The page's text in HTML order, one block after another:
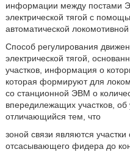
информации между постами
электрической тягой с
автоматической локомотивной
Способ регулирования
электрической тягой,
участков, информация о
которая формируют для
со станционной ЭВМ о
впередилежащих участков,
отличающийся тем, что
зоной связи являются
отсасывающего фидера до